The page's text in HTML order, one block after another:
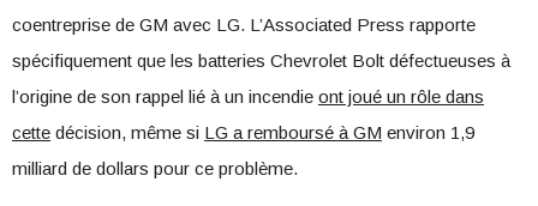
coentreprise de GM avec LG. L’Associated Press rapporte
spécifiquement que les batteries Chevrolet Bolt défectueuses à
l’origine de son rappel lié à un incendie ont joué un rôle dans
cette décision, même si LG a remboursé à GM environ 1,9
milliard de dollars pour ce problème.